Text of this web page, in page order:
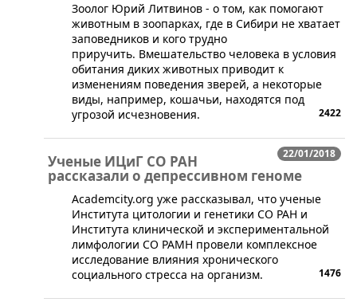
​Зоолог Юрий Литвинов - о том, как помогают
животным в зоопарках, где в Сибири не хватает
заповедников и кого трудно
приручить. Вмешательство человека в условия
обитания диких животных приводит к
изменениям поведения зверей, а некоторые
виды, например, кошачьи, находятся под
угрозой исчезновения.
2422
22/01/2018
Ученые ИЦиГ СО РАН
рассказали о депрессивном геноме
Аcademcity.org уже рассказывал, что ученые
Института цитологии и генетики СО РАН и
Института клинической и экспериментальной
лимфологии СО РАМН провели комплексное
исследование влияния хронического
социального стресса на организм.
1476